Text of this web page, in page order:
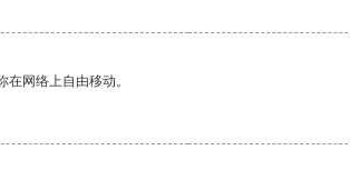
网络上自由移动。